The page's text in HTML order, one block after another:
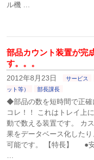
ル機 …
部品カウント装置が完
す。。。
2012年8月23日 サービス
ット等）
部長課長
◆部品の数を短時間で正確
コレ！！ これはトレイ上
動で数える装置です。 カ
果をデータベース化した
可能です。 【特長】 ●